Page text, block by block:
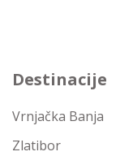
Destinacije
Vrnjačka Banja
Zlatibor